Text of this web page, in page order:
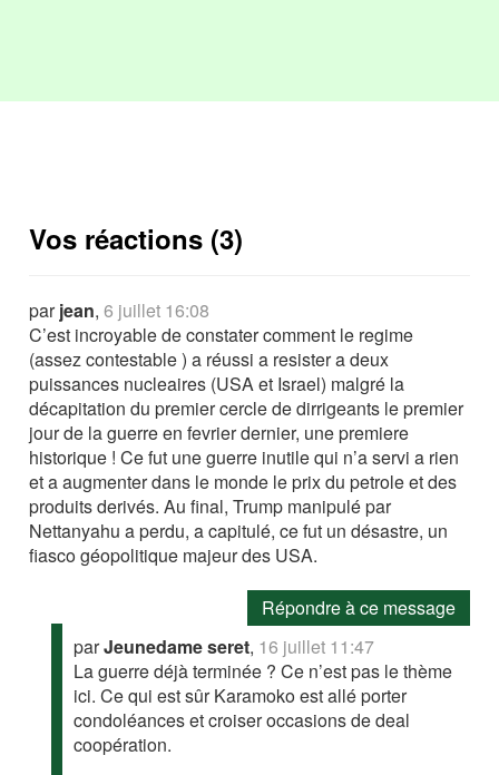
Vos réactions (3)
parjean,6 juillet 16:08
C’est incroyable de constater comment le regime
(assez contestable ) a réussi a resister a deux
puissances nucleaires (USA et Israel) malgré la
décapitation du premier cercle de dirrigeants le premier
jour de la guerre en fevrier dernier, une premiere
historique ! Ce fut une guerre inutile qui n’a servi a rien
et a augmenter dans le monde le prix du petrole et des
produits derivés. Au final, Trump manipulé par
Nettanyahu a perdu, a capitulé, ce fut un désastre, un
fiasco géopolitique majeur des USA.
Répondre à ce message
parJeunedame seret, 16 juillet 11:47
La guerre déjà terminée ? Ce n’est pas le thème
ici. Ce qui est sûr Karamoko est allé porter
condoléances et croiser occasions de deal
coopération.